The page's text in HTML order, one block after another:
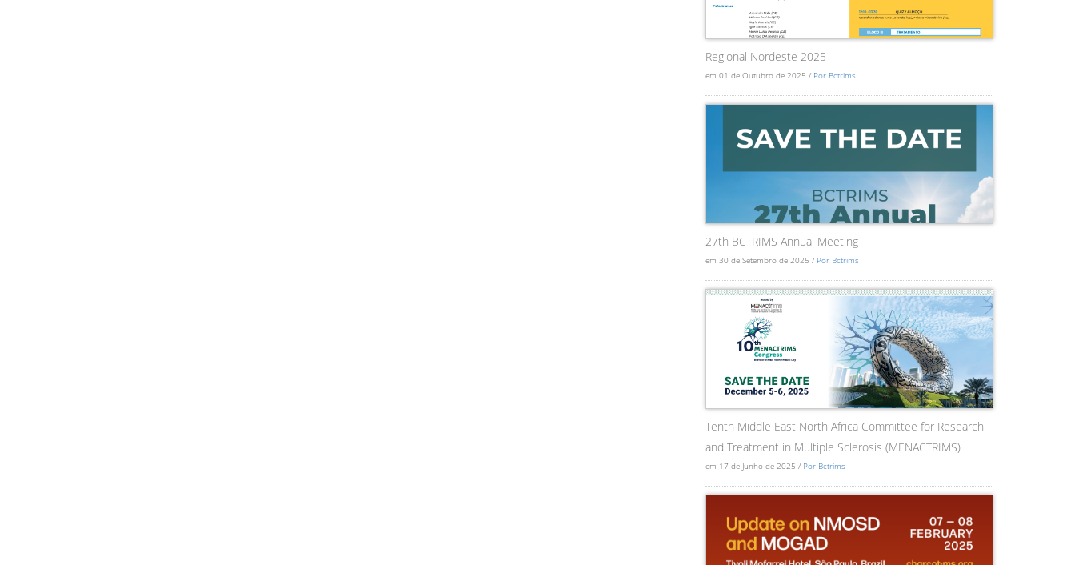
Regional Nordeste 2025
em 01 de Outubro de 2025 / Por Bctrims
27th BCTRIMS Annual Meeting
em 30 de Setembro de 2025 / Por Bctrims
Tenth Middle East North Africa Committee for Research
and Treatment in Multiple Sclerosis (MENACTRIMS)
em 17 de Junho de 2025 / Por Bctrims